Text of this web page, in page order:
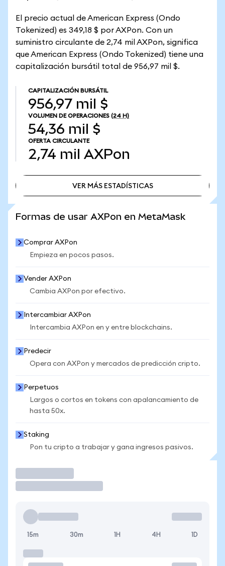
El precio actual de American Express (Ondo
Tokenized) es 349,18 $ por AXPon. Con un
suministro circulante de 2,74 mil AXPon, significa
que American Express (Ondo Tokenized) tiene una
capitalización bursátil total de 956,97 mil $.
CAPITALIZACIÓN BURSÁTIL
956,97 mil $
VOLUMEN DE OPERACIONES (24 H)
54,36 mil $
OFERTA CIRCULANTE
2,74 mil AXPon
VER MÁS ESTADÍSTICAS
Formas de usar AXPon en MetaMask
Comprar AXPon
Empieza en pocos pasos.
Vender AXPon
Cambia AXPon por efectivo.
Intercambiar AXPon
Intercambia AXPon en y entre blockchains.
Predecir
Opera con AXPon y mercados de predicción cripto.
Perpetuos
Largos o cortos en tokens con apalancamiento de
hasta 50x.
Staking
Pon tu cripto a trabajar y gana ingresos pasivos.
15m 30m 1H 4H 1D